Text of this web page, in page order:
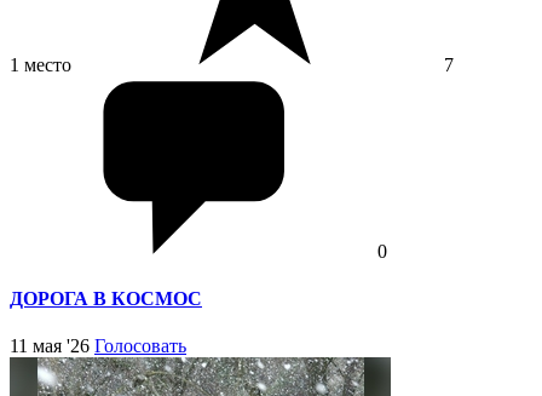
1 место 7
0
ДОРОГА В КОСМОС
11 мая '26 Голосовать